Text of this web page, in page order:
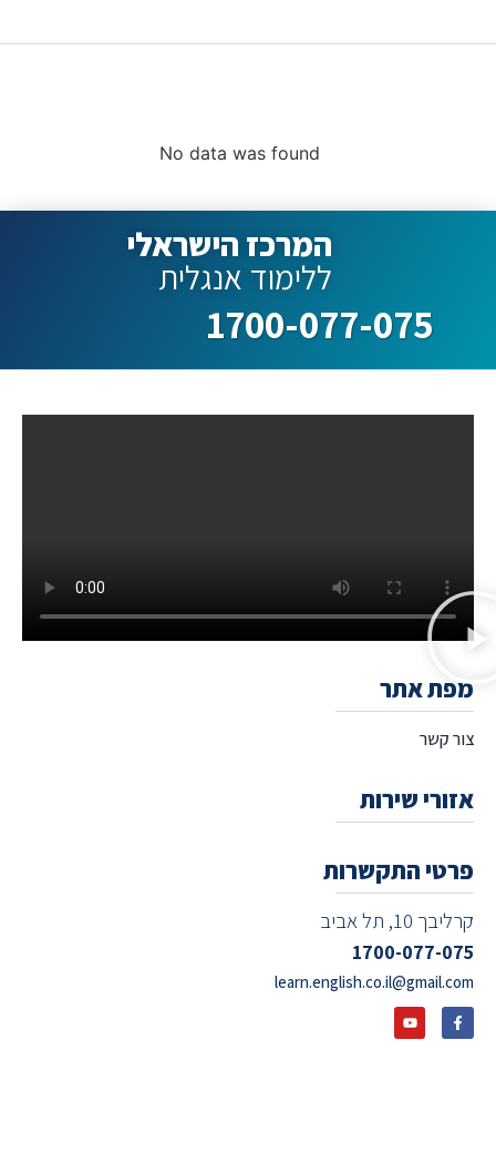
No data was found
המרכז הישראלי
ללימוד אנגלית
1700-077-075
מפת אתר
צור קשר
אזורי שירות
פרטי התקשרות
קרליבך 10, תל אביב
1700-077-075
learn.english.co.il@gmail.com